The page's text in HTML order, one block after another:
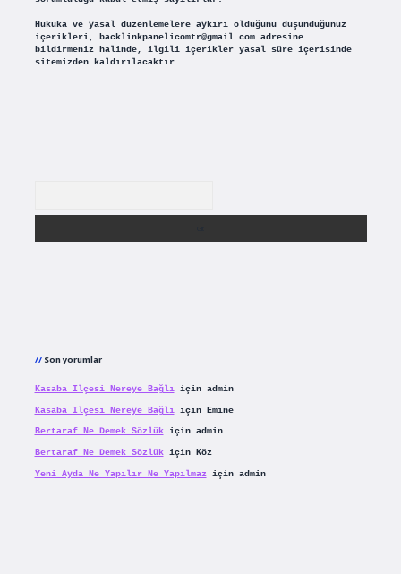
Hukuka ve yasal düzenlemelere aykırı olduğunu düşündüğünüz
içerikleri, backlinkpanelicomtr@gmail.comadresine
bildirmeniz halinde, ilgili içerikler yasal süre içerisinde
sitemizden kaldırılacaktır.
Son yorumlar
Kasaba Ilçesi Nereye Bağlıiçin admin
Kasaba Ilçesi Nereye Bağlıiçin Emine
Bertaraf Ne Demek Sözlükiçin admin
Bertaraf Ne Demek Sözlükiçin Köz
Yeni Ayda Ne Yapılır Ne Yapılmaziçin admin